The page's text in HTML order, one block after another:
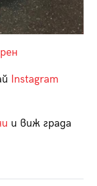
Instagram
и виж града